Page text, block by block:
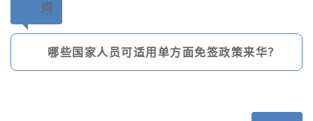
问
哪些国家人员可适用单方面免签政策来华？